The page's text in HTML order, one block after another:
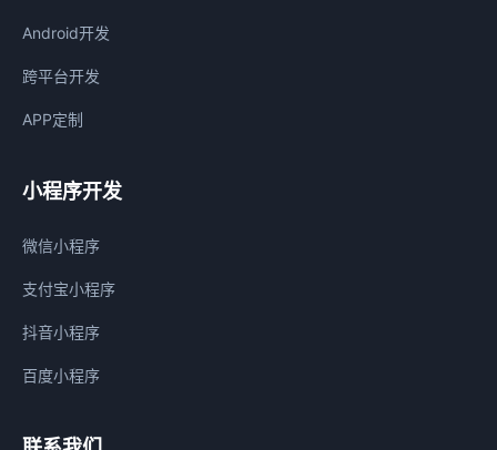
Android开发
跨平台开发
APP定制
小程序开发
微信小程序
支付宝小程序
抖音小程序
百度小程序